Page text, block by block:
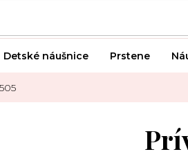
Detské náušnice Prstene